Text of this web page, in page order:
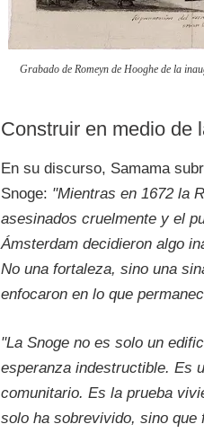
Grabado de Romeyn de Hooghe de la
Construir en medio de
En su discurso, Samama
Snoge: "Mientras en 1672 la
asesinados cruelmente y el
Ámsterdam decidieron algo
No una fortaleza, sino una
enfocaron en lo que
"La Snoge no es solo un
esperanza indestructible. Es
comunitario. Es la prueba
solo ha sobrevivido, sino